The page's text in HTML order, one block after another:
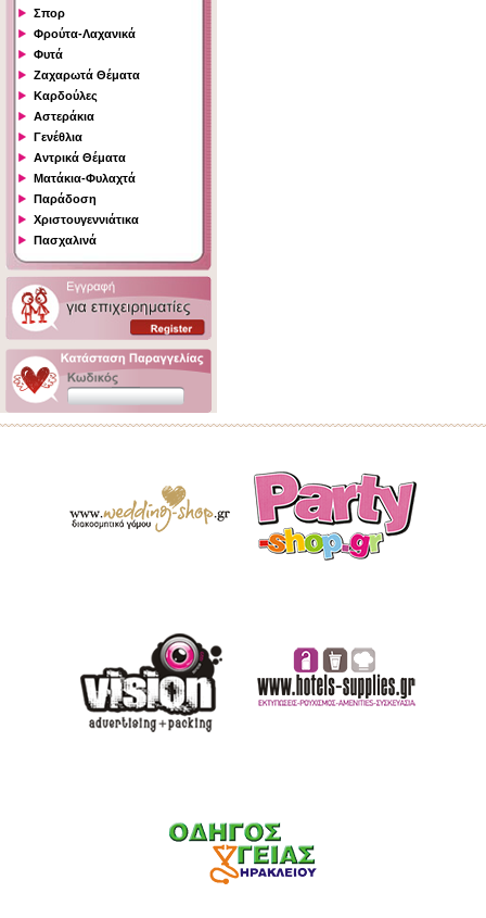
Σπορ
Φρούτα-Λαχανικά
Φυτά
Ζαχαρωτά Θέματα
Καρδούλες
Αστεράκια
Γενέθλια
Αντρικά Θέματα
Ματάκια-Φυλαχτά
Παράδοση
Χριστουγεννιάτικα
Πασχαλινά